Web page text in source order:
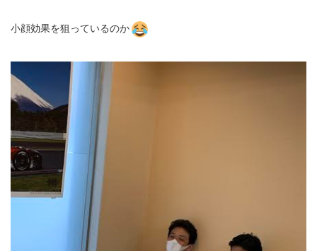
小顔効果を狙っているのか